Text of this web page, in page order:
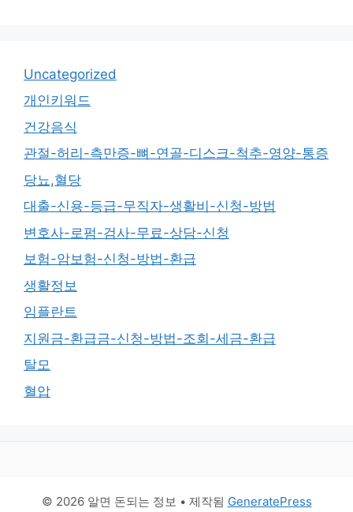
Uncategorized
개인키워드
건강음식
관절-허리-측만증-뼈-연골-디스크-척추-영양-통증
당뇨,혈당
대출-신용-등급-무직자-생활비-신청-방법
변호사-로펌-검사-무료-상담-신청
보험-암보험-신청-방법-환급
생활정보
임플란트
지원금-환급금-신청-방법-조회-세금-환급
탈모
혈압
© 2026 알면 돈되는 정보 • 제작됨 GeneratePress